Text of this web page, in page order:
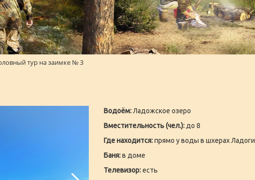
тур на заимке № 3
Водоём:Ладожское озеро
Вместительность (чел.): до 8
Где находится:прямо у воды в шхерах Ладоги
Баня:в доме
Телевизор:есть